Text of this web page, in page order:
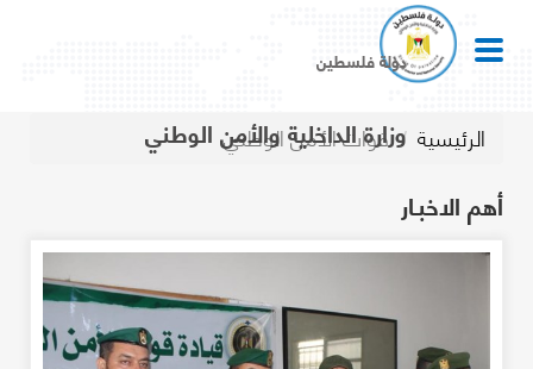
دولة فلسطين
وزارة الداخلية والأمن الوطني الرئيسية قوات الأمن الوطني
أهم الاخبـار